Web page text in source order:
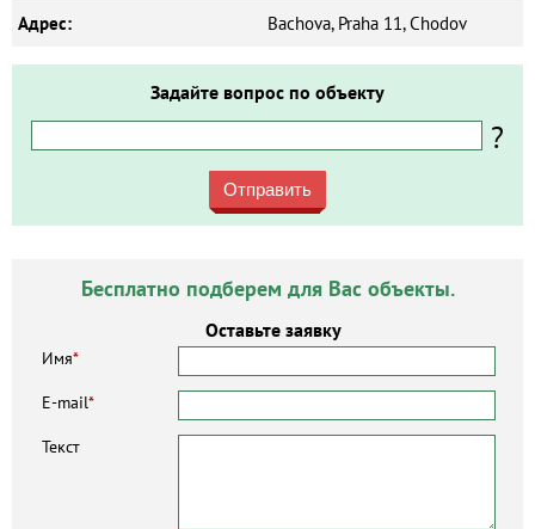
Адрес: Bachova, Praha 11, Chodov
Задайте вопрос по объекту
?
Отправить
Бесплатно подберем для Вас объекты.
Оставьте заявку
Имя*
E-mail*
Текст